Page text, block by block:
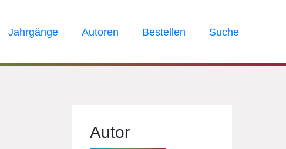
Jahrgänge Autoren Bestellen Suche
Autor